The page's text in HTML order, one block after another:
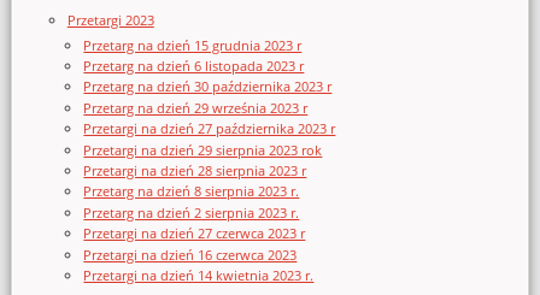
Przetargi 2023
Przetarg na dzień 15 grudnia 2023 r
Przetarg na dzień 6 listopada 2023 r
Przetarg na dzień 30 października 2023 r
Przetarg na dzień 29 września 2023 r
Przetargi na dzień 27 października 2023 r
Przetargi na dzień 29 sierpnia 2023 rok
Przetargi na dzień 28 sierpnia 2023 r
Przetarg na dzień 8 sierpnia 2023 r.
Przetarg na dzień 2 sierpnia 2023 r.
Przetargi na dzień 27 czerwca 2023 r
Przetargi na dzień 16 czerwca 2023
Przetargi na dzień 14 kwietnia 2023 r.